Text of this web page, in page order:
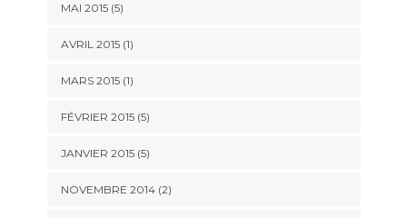
MAI 2015 (5)
AVRIL 2015 (1)
MARS 2015 (1)
FÉVRIER 2015 (5)
JANVIER 2015 (5)
NOVEMBRE 2014 (2)